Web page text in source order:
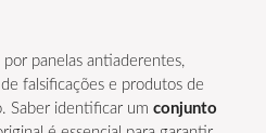
panelas antiaderentes,
falsificações e produtos de
Saber identificar um conjunto